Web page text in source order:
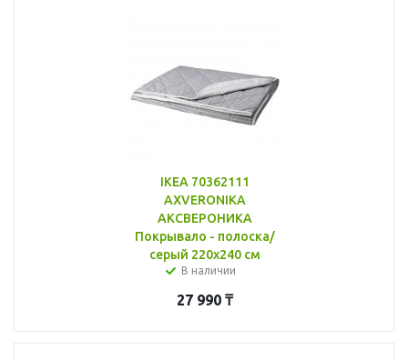
IKEA 70362111
AXVERONIKA
АКСВЕРОНИКА
Покрывало - полоска/
серый 220x240 см
В наличии
27 990₸